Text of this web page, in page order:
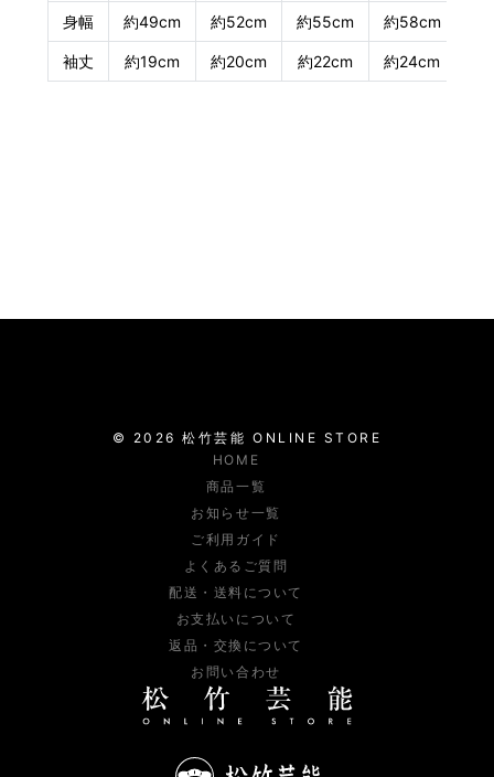
身幅 約49cm 約52cm 約55cm 約58cm
袖丈 約19cm 約20cm 約22cm 約24cm
HOME
商品一覧
お知らせ一覧
ご利用ガイド
よくあるご質問
配送・送料について
お支払いについて
返品・交換について
お問い合わせ
© 2026松竹芸能 ONLINE STORE